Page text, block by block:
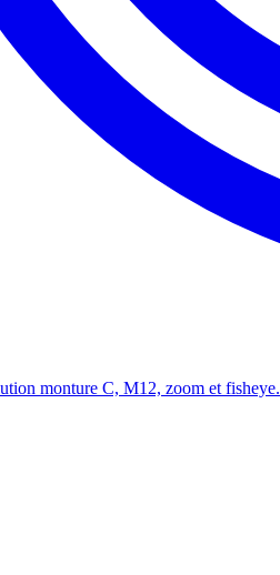
monture C, M12, zoom et fisheye.